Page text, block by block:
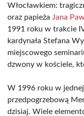
Włocławkiem:
oraz papieża Jana
1991 roku w trakcie
kardynała Stefana
miejscowego
dzwony w kościele,
W 1996 roku w
przedpogrzebową
dzisiaj. Wiele